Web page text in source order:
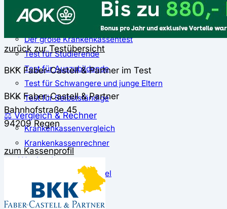
Zusatzbeitrag
✅ Krankenkassen Test
Der große Krankenkassentest
Test für Studierende
Test für Auszubildende
Test für Schwangere und junge Eltern
Test für Selbstständige
⚖️ Vergleich & Rechner
Krankenkassenvergleich
Krankenkassenrechner
↔ Wechsel
Krankenkassenwechsel
Kündigung
Musterkündigung
zurück zur Testübersicht
BKK Faber-Castell & Partner im Test
BKK Faber-Castell & Partner
Bahnhofstraße 45
94209 Regen
zum Kassenprofil